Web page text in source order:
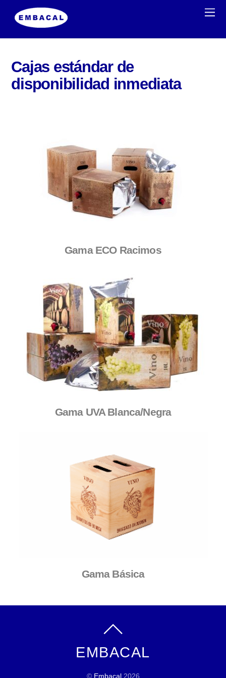
Cajas estándar de
disponibilidad inmediata
Gama ECO Racimos
Gama UVA Blanca/Negra
Gama Básica
EMBACAL
© Embacal2026